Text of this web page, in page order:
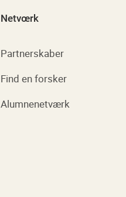
Netvœrk
Partnerskaber
Find en forsker
Alumnenetværk